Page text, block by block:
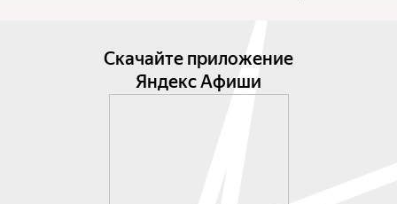
Скачайте приложение
Яндекс Афиши